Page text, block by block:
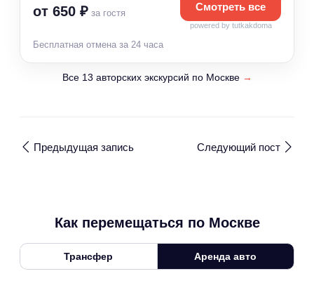
от 650 ₽ за гостя
Смотреть все
powered by tutkakdoma
Бесплатная отмена за 24 часа
Все 13 авторских экскурсий по Москве →
Предыдущая запись Следующий пост
Как перемещаться по Москве
Трансфер Аренда авто